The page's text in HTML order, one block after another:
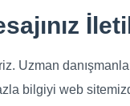
Uzman
bilgiyi web